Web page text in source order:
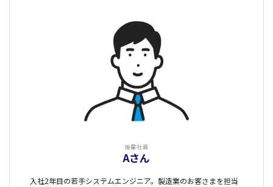
後輩社員
Aさん
入社2年目の若手システムエンジニア。製造業のお客さまを担当